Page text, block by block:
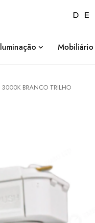
Mobiliário
3000K BRANCO TRILHO